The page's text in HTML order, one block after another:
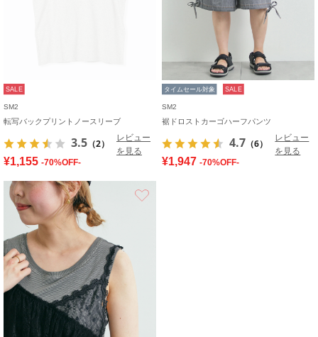
SALE
SM2
転写バックプリントノースリーブ
3.5 （2）
レビュー
を見る
¥1,155 -70%OFF-
タイムセール対象 SALE
SM2
裾ドロストカーゴハーフパンツ
4.7 （6）
レビュー
を見る
¥1,947 -70%OFF-